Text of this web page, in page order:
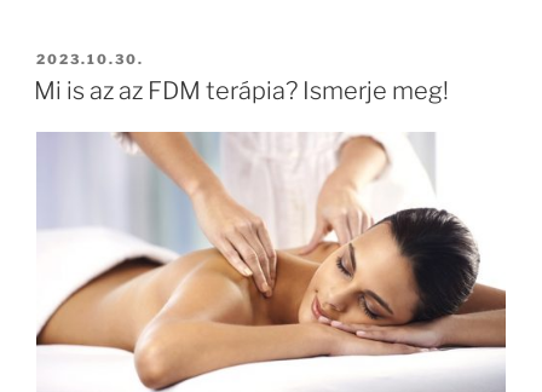
BEKÜLDVE:
2023.10.30.
Mi is az az FDM terápia? Ismerje meg!